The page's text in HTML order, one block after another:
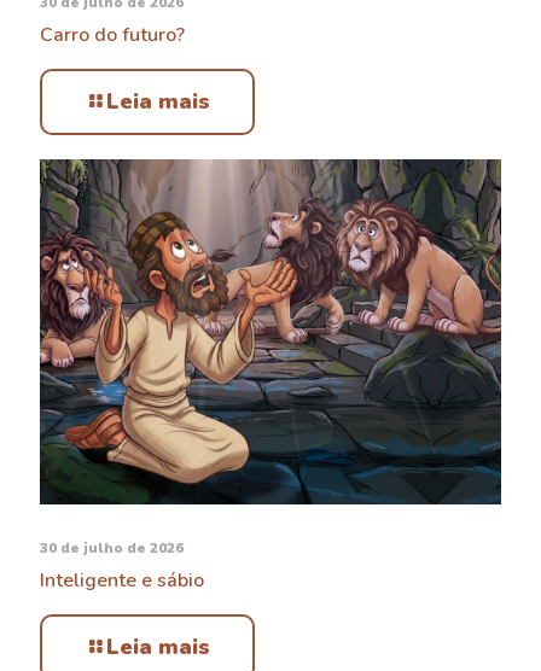
Carro do futuro?
Leia mais
30 de julho de 2026
Inteligente e sábio
Leia mais